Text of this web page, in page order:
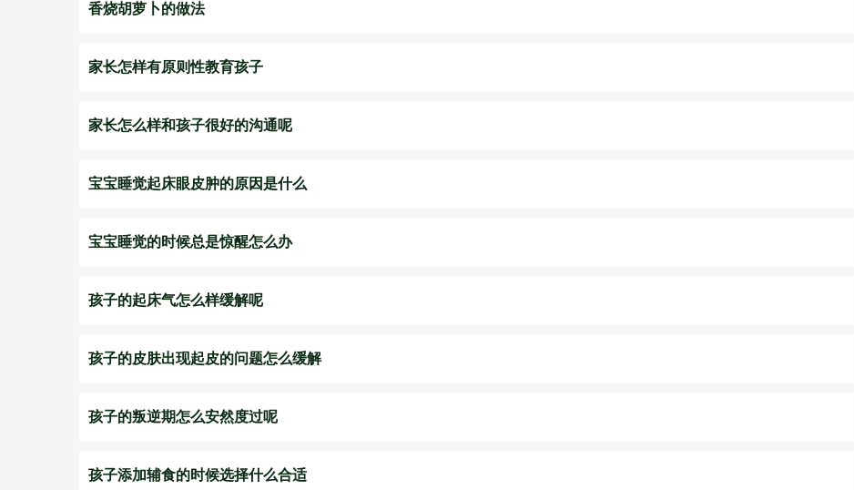
香烧胡萝卜的做法
家长怎样有原则性教育孩子
家长怎么样和孩子很好的沟通呢
宝宝睡觉起床眼皮肿的原因是什么
宝宝睡觉的时候总是惊醒怎么办
孩子的起床气怎么样缓解呢
孩子的皮肤出现起皮的问题怎么缓解
孩子的叛逆期怎么安然度过呢
孩子添加辅食的时候选择什么合适